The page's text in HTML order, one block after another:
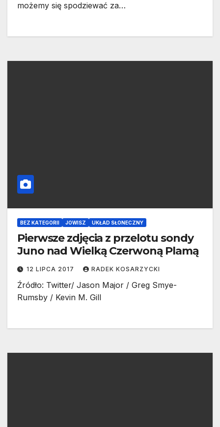
możemy się spodziewać za…
BEZ KATEGORII JOWISZ UKŁAD SŁONECZNY
Pierwsze zdjęcia z przelotu sondy
Juno nad Wielką Czerwoną Plamą
12 LIPCA 2017 RADEK KOSARZYCKI
Źródło: Twitter/ Jason Major / Greg Smye-
Rumsby / Kevin M. Gill